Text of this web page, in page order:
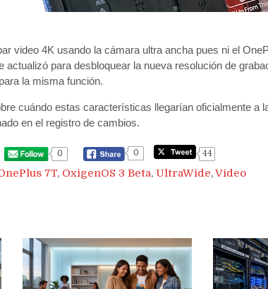
video 4K usando la cámara ultra ancha pues ni el
actualizó para desbloquear la nueva resolución de
la misma función.
cuándo estas características llegarían oficialmente a
en el registro de cambios.
0 0 44
7T, OxigenOS 3 Beta, UltraWide,Video